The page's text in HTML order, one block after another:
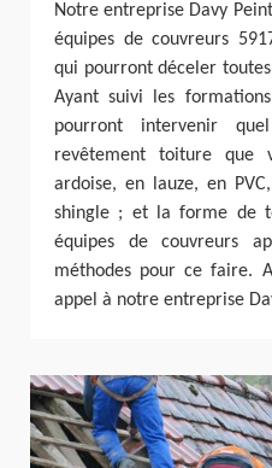
Notre entreprise Davy
équipes de couvreurs
qui pourront déceler
Ayant suivi les
pourront intervenir
revêtement toiture
ardoise, en lauze, en
shingle ; et la forme de
équipes de couvreurs
méthodes pour ce faire.
appel à notre entreprise